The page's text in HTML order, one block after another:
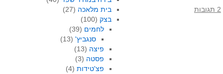
2 תגובות
בית מלאכה (27)
בצק(100)
לחמים (39)
סנגביץ'(13)
פיצה (13)
פסטה (3)
פצ'טידות (4)